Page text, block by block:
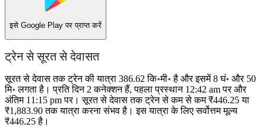
इसे Google Play पर प्राप्त करें
ट्रेन से सूरत से देवासत
सूरत से देवास तक ट्रेन की यात्रा 386.62 कि॰मी॰ है और इसमें 8 घं॰ और 50
मि॰ लगता है। प्रति दिन 2 कनेक्शन हैं, पहला प्रस्थान 12:42 am पर और
अंतिम 11:15 pm पर। सूरत से देवास तक ट्रेन से कम से कम ₹446.25 या
₹1,883.90 तक यात्रा करना संभव है। इस यात्रा के लिए सर्वोत्तम मूल्य
₹446.25 है।